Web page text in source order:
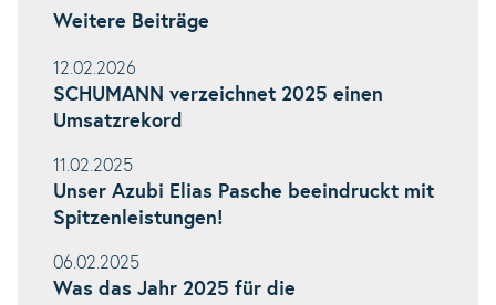
Weitere Beiträge
12.02.2026
SCHUMANN verzeichnet 2025 einen
Umsatzrekord
11.02.2025
Unser Azubi Elias Pasche beeindruckt mit
Spitzenleistungen!
06.02.2025
Was das Jahr 2025 für die